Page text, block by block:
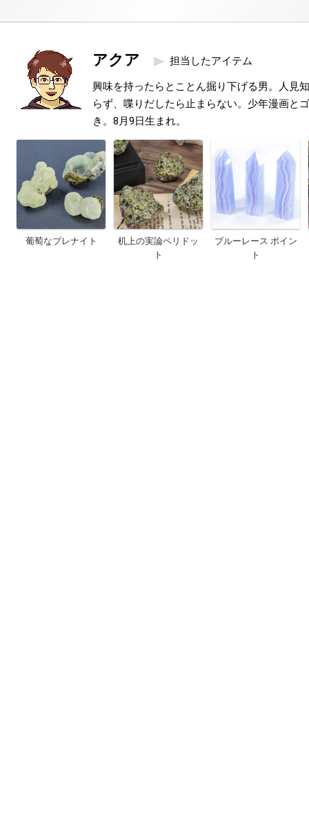
アクア 担当したアイテム
興味を持ったらとことん掘り下げる男。人見
らず、喋りだしたら止まらない。少年漫画と
き。8月9日生まれ。
葡萄なプレナイト
机上の実論ペリドッ
ト
ブルーレース ポイン
ト